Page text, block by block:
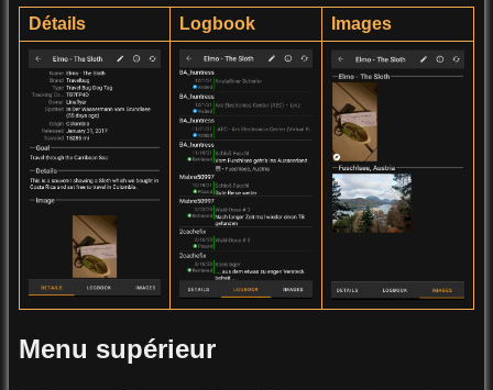
Détails Logbook Images
Menu supérieur